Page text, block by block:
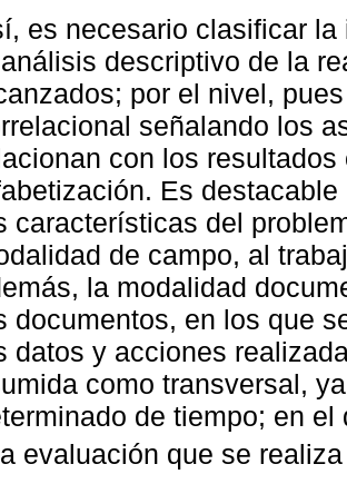
es necesario clasificar
descriptivo de la
por el nivel,
señalando los
con los
Es
características del
de campo, al
la modalidad
documentos, en los que
datos y acciones
como transversal,
de tiempo; en
evaluación que se